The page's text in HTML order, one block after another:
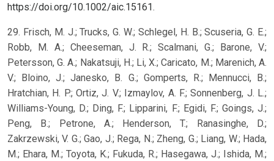
https://doi.org/10.1002/aic.15161.
29. Frisch, M. J.; Trucks, G. W.; Schlegel, H. B.; Scuseria, G. E.;
Robb, M. A.; Cheeseman, J. R.; Scalmani, G.; Barone, V.;
Petersson, G. A.; Nakatsuji, H.; Li, X.; Caricato, M.; Marenich, A.
V.; Bloino, J.; Janesko, B. G.; Gomperts, R.; Mennucci, B.;
Hratchian, H. P.; Ortiz, J. V.; Izmaylov, A. F.; Sonnenberg, J. L.;
Williams-Young, D.; Ding, F.; Lipparini, F.; Egidi, F.; Goings, J.;
Peng, B.; Petrone, A.; Henderson, T.; Ranasinghe, D.;
Zakrzewski, V. G.; Gao, J.; Rega, N.; Zheng, G.; Liang, W.; Hada,
M.; Ehara, M.; Toyota, K.; Fukuda, R.; Hasegawa, J.; Ishida, M.;